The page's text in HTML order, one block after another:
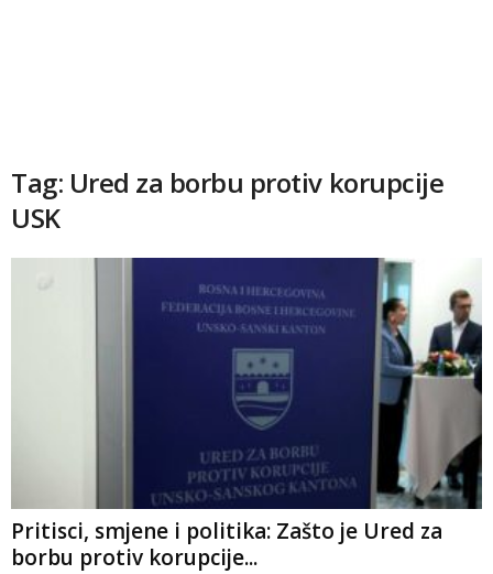
Tag: Ured za borbu protiv korupcije
USK
Pritisci, smjene i politika: Zašto je Ured za
borbu protiv korupcije...